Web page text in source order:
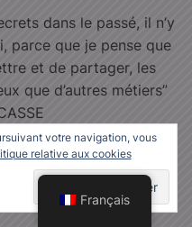
dans le passé, il n’y
parce que je pense que
et de partager, les
que d’autres métiers”
Français
votre navigation, vous
relative aux cookies